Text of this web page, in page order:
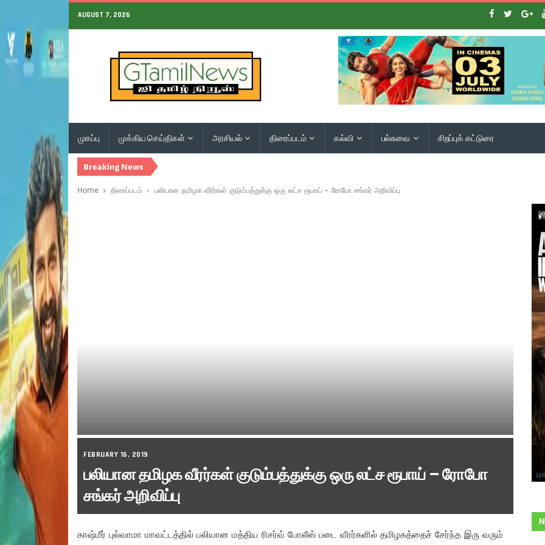
AUGUST 7, 2026
முகப்பு முக்கிய செய்திகள் அரசியல் திரைப்படம் கல்வி பல்சுவை சிறப்புக் கட்டுரை
Breaking News
Home திரைப்படம் பலியான தமிழக வீரர்கள் குடும்பத்துக்கு ஒரு லட்ச ரூபாய் – ரோபோ சங்கர் அறிவிப்பு
FEBRUARY 16, 2019
பலியான தமிழக வீரர்கள் குடும்பத்துக்கு ஒரு லட்ச ரூபாய் – ரோபோ
சங்கர் அறிவிப்பு
காஷ்மீர் புல்வாமா மாவட்டத்தில் பலியான மத்திய ரிசர்வ் போலீஸ் படை வீரர்களில் தமிழகத்தைச் சேர்ந்த இரு வரும்